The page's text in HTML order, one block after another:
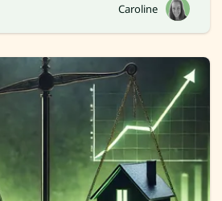
Caroline